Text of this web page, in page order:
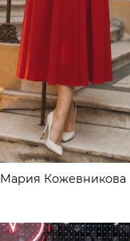
Мария Кожевникова